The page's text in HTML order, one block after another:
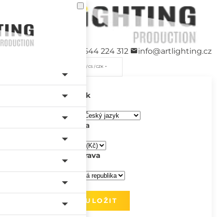
+420 544 224 312 info@artlighting.cz
/ CS / CZK
Jazyk
Měna
Doprava